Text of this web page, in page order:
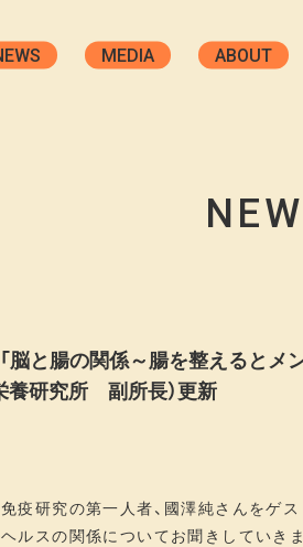
MEDIA ABOUT
脳と腸の関係～腸を整えるとメ
養研究所 副所長）更新
疫研究の第一人者、國澤純さんをゲ
ルスの関係についてお聞きしていきま